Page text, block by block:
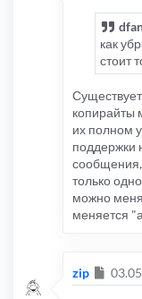
как
стоит
копирайты
их полном
поддержки
сообщения,
только
можно
меняется
zip